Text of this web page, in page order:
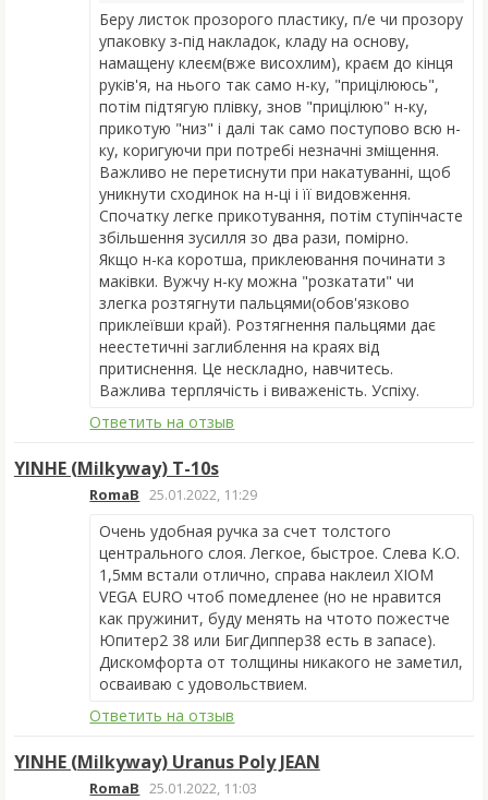
Беру листок прозорого пластику, п/е чи прозору
упаковку з-під накладок, кладу на основу,
намащену клеєм(вже висохлим), краєм до кінця
руків'я, на нього так само н-ку, "прицілююсь",
потім підтягую плівку, знов "прицілюю" н-ку,
прикотую "низ" і далі так само поступово всю н-
ку, коригуючи при потребі незначні зміщення.
Важливо не перетиснути при накатуванні, щоб
уникнути сходинок на н-ці і її видовження.
Спочатку легке прикотування, потім ступінчасте
збільшення зусилля зо два рази, помірно.
Якщо н-ка коротша, приклеювання починати з
маківки. Вужчу н-ку можна "розкатати" чи
злегка розтягнути пальцями(обов'язково
приклеївши край). Розтягнення пальцями дає
неестетичні заглиблення на краях від
притиснення. Це нескладно, навчитесь.
Важлива терплячість і виваженість. Успіху.
Ответить на отзыв
YINHE (Milkyway) T-10s
RomaB 25.01.2022, 11:29
Очень удобная ручка за счет толстого
центрального слоя. Легкое, быстрое. Слева К.О.
1,5мм встали отлично, справа наклеил XIOM
VEGA EURO чтоб помедленее (но не нравится
как пружинит, буду менять на чтото пожестче
Юпитер2 38 или БигДиппер38 есть в запасе).
Дискомфорта от толщины никакого не заметил,
осваиваю с удовольствием.
Ответить на отзыв
YINHE (Milkyway) Uranus Poly JEAN
RomaB 25.01.2022, 11:03